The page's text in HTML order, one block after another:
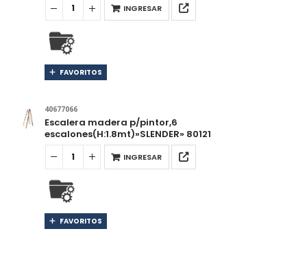
INGRESAR
FAVORITOS
40677066
Escalera madera p/pintor,6
escalones(H:1.8mt)»SLENDER» 80121
INGRESAR
FAVORITOS